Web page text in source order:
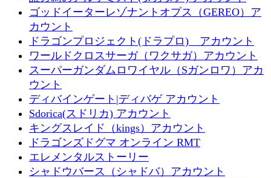
ゴッドイーターレゾナントオプス（GEREO）ア
カウント
ドラゴンプロジェクト(ドラプロ) アカウント
ワールドクロスサーガ（ワクサガ）アカウント
スーパーガンダムロワイヤル（Sガンロワ）アカ
ウント
ディバインゲート|ディバゲ アカウント
Sdorica(スドリカ) アカウント
キングスレイド（kings）アカウント
ドラゴンズドグマ オンライン RMT
エレメンタルストーリー
シャドウバース（シャドバ）アカウント